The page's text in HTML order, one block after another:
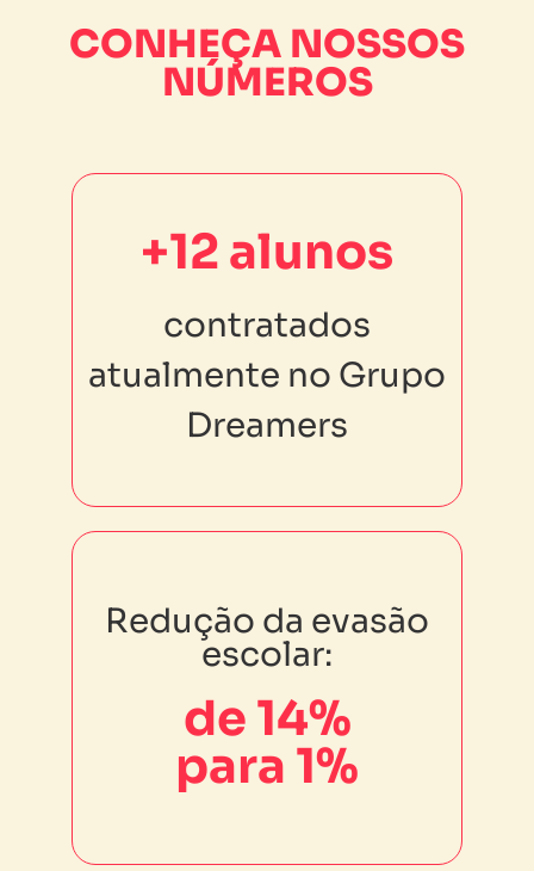
CONHEÇA NOSSOS
NÚMEROS
+12 alunos
contratados
atualmente no Grupo
Dreamers
+12 alunos
contratados
atualmente no Grupo
Dreamers
Redução da evasão
escolar:
de 14%
para 1%
Redução da evasão
escolar:
de 14%
para 1%